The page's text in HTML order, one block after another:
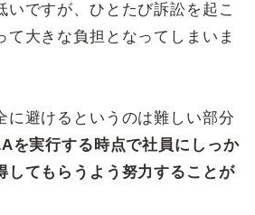
いですが、ひとたび訴訟を起こ
て大きな負担となってしまいま
に避けるというのは難しい部分
を実行する時点で社員にしっか
してもらうよう努力することが